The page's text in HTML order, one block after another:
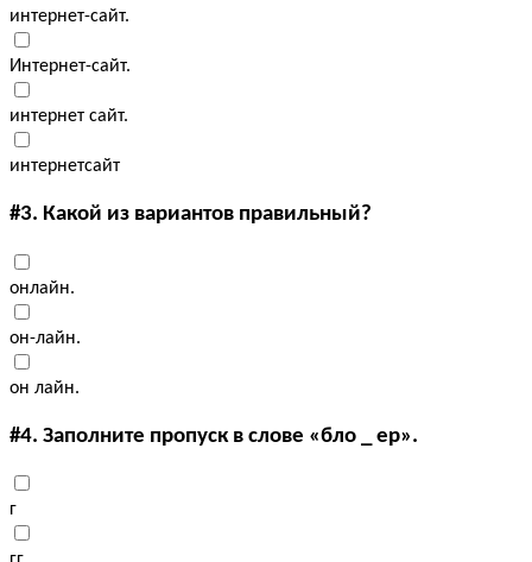
интернет-сайт.
Интернет-сайт.
интернет сайт.
интернетсайт
#3. Какой из вариантов правильный?
онлайн.
он-лайн.
он лайн.
#4. Заполните пропуск в слове «бло _ ер».
г